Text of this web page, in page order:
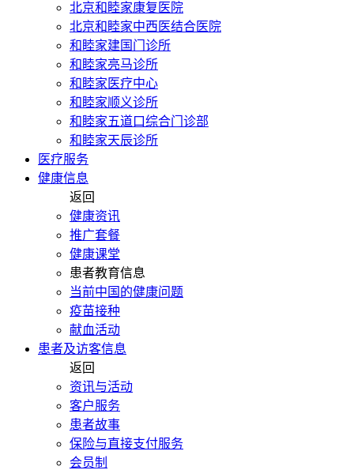
北京和睦家康复医院
北京和睦家中西医结合医院
和睦家建国门诊所
和睦家亮马诊所
和睦家医疗中心
和睦家顺义诊所
和睦家五道口综合门诊部
和睦家天辰诊所
医疗服务
健康信息
返回
健康资讯
推广套餐
健康课堂
患者教育信息
当前中国的健康问题
疫苗接种
献血活动
患者及访客信息
返回
资讯与活动
客户服务
患者故事
保险与直接支付服务
会员制